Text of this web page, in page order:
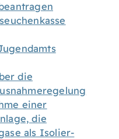
die
einer
die
als Isolier-